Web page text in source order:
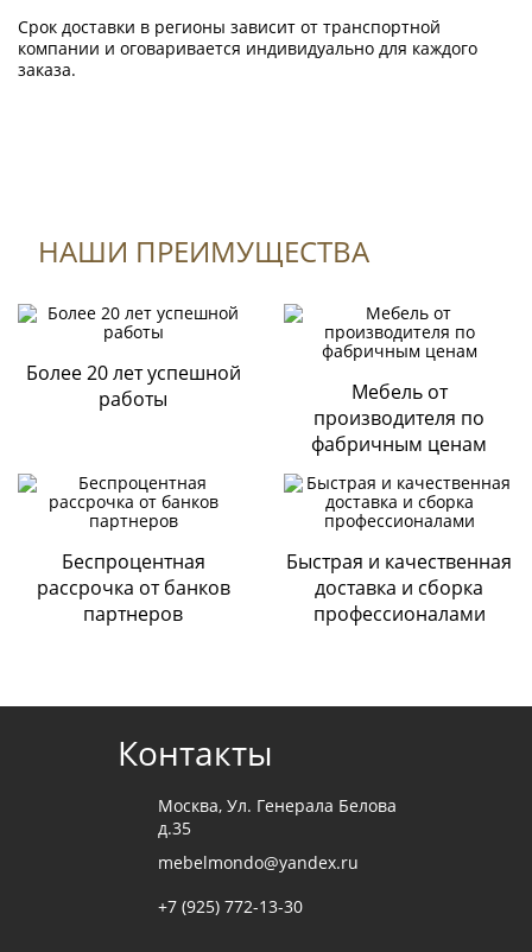
Срок доставки в регионы зависит от транспортной
компании и оговаривается индивидуально для каждого
заказа.
мобильное приложение Вашего банка;
Оплата картами
Visa, Mastercard, Сбербанк и т.д.
Через терминал магазина «Стильная мебель»;
По выставленному счету на расчетный счет Компании
ООО «ДИАРТ-М» (банк Райффайзен);
Наличными при получении мебели.
Поделитесь вашим мнением
Cогласие с политикой конфиденциальности
НАШИ ПРЕИМУЩЕСТВА
Более 20 лет успешной
работы
Мебель от
производителя по
фабричным ценам
Беспроцентная
рассрочка от банков
партнеров
Быстрая и качественная
доставка и сборка
профессионалами
Контакты
Москва, Ул. Генерала Белова
д.35
mebelmondo@yandex.ru
+7 (925) 772-13-30